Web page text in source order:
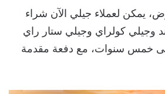
يمكن لعملاء جيلي الآن شراء
وجيلي كولراي وجيلي ستار راي
خمس سنوات، مع دفعة مقدمة